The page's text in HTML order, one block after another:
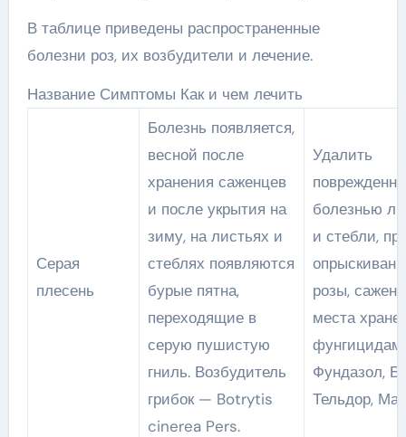
В таблице приведены распространенные
болезни роз, их возбудители и лечение.
Название Симптомы Как и чем лечить
Серая
плесень
Болезнь появляется,
весной после
хранения саженцев
и после укрытия на
зиму, на листьях и
стеблях появляются
бурые пятна,
переходящие в
серую пушистую
гниль. Возбудитель
грибок — Botrytis
cinerea Pers.
Удалить
болезнью
и стебли,
розы,
места
Фундазол,
Тельдор,